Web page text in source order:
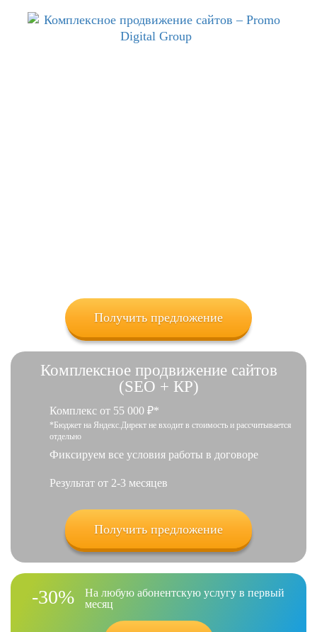
Получить предложение
Комплексное продвижение сайтов
(SEO + КР)
Комплекс от 55 000 ₽*
*Бюджет на Яндекс.Директ не входит в стоимость и рассчитывается
отдельно
Фиксируем все условия работы в договоре
Результат от 2-3 месяцев
Получить предложение
-30%
На любую абонентскую услугу в первый
месяц